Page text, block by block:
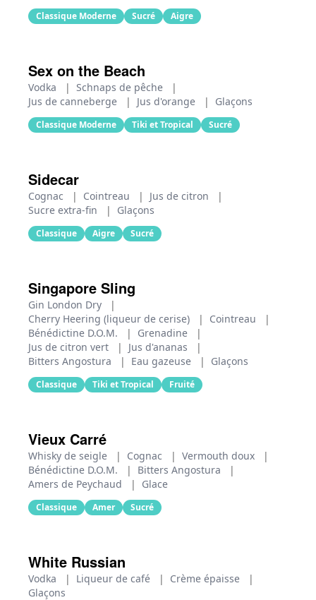
Classique Moderne Sucré Aigre
Sex on the Beach
Vodka | Schnaps de pêche
|
Jus de canneberge
| Jus d'orange | Glaçons
Classique Moderne Tiki et Tropical Sucré
Sidecar
Cognac | Cointreau | Jus de citron
|
Sucre extra-fin
| Glaçons
Classique Aigre Sucré
Singapore Sling
Gin London Dry
|
Cherry Heering (liqueur de cerise)
| Cointreau
|
Bénédictine D.O.M.
| Grenadine
|
Jus de citron vert
| Jus d'ananas
|
Bitters Angostura
| Eau gazeuse | Glaçons
Classique Tiki et Tropical Fruité
Vieux Carré
Whisky de seigle | Cognac | Vermouth doux
|
Bénédictine D.O.M.
| Bitters Angostura
|
Amers de Peychaud
| Glace
Classique Amer Sucré
White Russian
Vodka | Liqueur de café | Crème épaisse
|
Glaçons